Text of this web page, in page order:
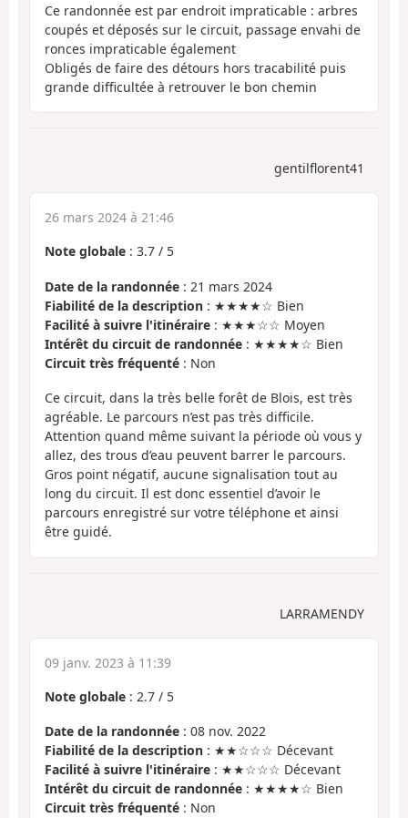
Ce randonnée est par endroit impraticable : arbres
coupés et déposés sur le circuit, passage envahi de
ronces impraticable également
Obligés de faire des détours hors tracabilité puis
grande difficultée à retrouver le bon chemin
gentilflorent41
26 mars 2024 à 21:46
Note globale : 3.7 / 5
Date de la randonnée : 21 mars 2024
Fiabilité de la description : ★★★★☆ Bien
Facilité à suivre l'itinéraire : ★★★☆☆ Moyen
Intérêt du circuit de randonnée : ★★★★☆ Bien
Circuit très fréquenté : Non
Ce circuit, dans la très belle forêt de Blois, est très
agréable. Le parcours n’est pas très difficile.
Attention quand même suivant la période où vous y
allez, des trous d’eau peuvent barrer le parcours.
Gros point négatif, aucune signalisation tout au
long du circuit. Il est donc essentiel d’avoir le
parcours enregistré sur votre téléphone et ainsi
être guidé.
LARRAMENDY
09 janv. 2023 à 11:39
Note globale : 2.7 / 5
Date de la randonnée : 08 nov. 2022
Fiabilité de la description : ★★☆☆☆ Décevant
Facilité à suivre l'itinéraire : ★★☆☆☆ Décevant
Intérêt du circuit de randonnée : ★★★★☆ Bien
Circuit très fréquenté : Non